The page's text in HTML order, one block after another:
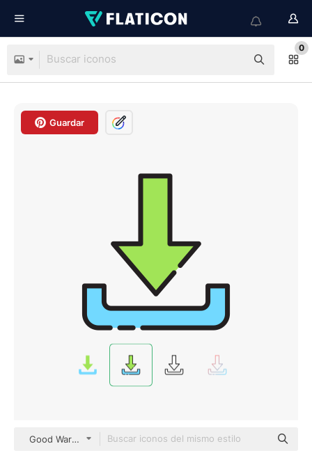
0
Guardar
Good Ware Lineal Color